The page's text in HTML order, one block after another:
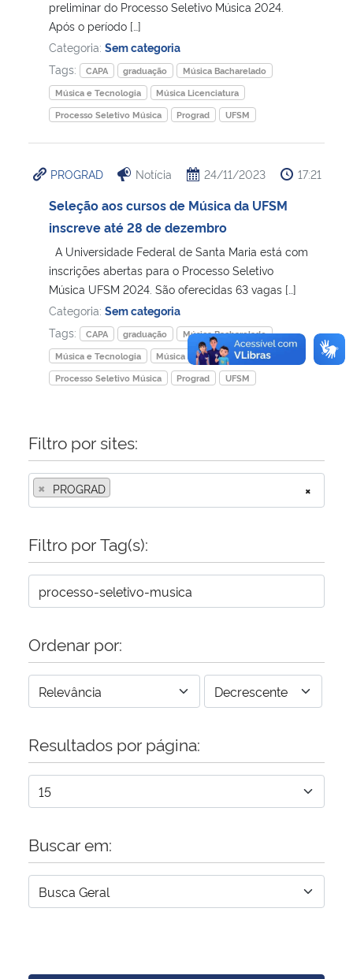
preliminar do Processo Seletivo Música 2024.
Após o período […]
Categoria: Sem categoria
Tags:
CAPA graduação
Música Bacharelado
Música e Tecnologia
Música Licenciatura
Processo Seletivo Música
Prograd UFSM
PROGRAD Notícia 24/11/2023 17:21
Seleção aos cursos de Música da UFSM
inscreve até 28 de dezembro
A Universidade Federal de Santa Maria está com
inscrições abertas para o Processo Seletivo
Música UFSM 2024. São oferecidas 63 vagas […]
Categoria: Sem categoria
Tags:
CAPA graduação
Música Bacharelado
Música e Tecnologia
Música Licenciatura
Processo Seletivo Música
Prograd UFSM
Filtro por sites:
×
× PROGRAD
Filtro por Tag(s):
Ordenar por:
Resultados por página:
Buscar em: